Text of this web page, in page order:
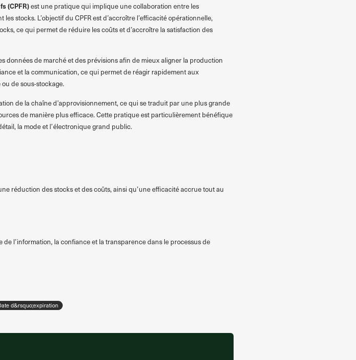
(CPFR)est une pratique qui implique une collaboration entre les
stocks. L’objectif du CPFR est d’accroître l’efficacité opérationnelle,
ce qui permet de réduire les coûts et d’accroître la satisfaction des
données de marché et des prévisions afin de mieux aligner la production
et la communication, ce qui permet de réagir rapidement aux
de sous-stockage.
de la chaîne d’approvisionnement, ce qui se traduit par une plus grande
de manière plus efficace. Cette pratique est particulièrement bénéfique
la mode et l’électronique grand public.
réduction des stocks et des coûts, ainsi qu’une efficacité accrue tout au
l’information, la confiance et la transparence dans le processus de
d&rsquo;expiration